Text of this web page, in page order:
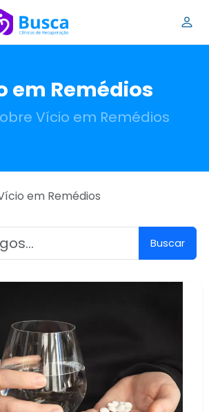
em Remédios
Vício em Remédios
em Remédios
Buscar